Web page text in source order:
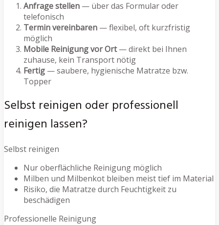
Anfrage stellen — über das Formular oder
telefonisch
Termin vereinbaren — flexibel, oft kurzfristig
möglich
Mobile Reinigung vor Ort— direkt bei Ihnen
zuhause, kein Transport nötig
Fertig — saubere, hygienische Matratze bzw.
Topper
Selbst reinigen oder professionell
reinigen lassen?
Selbst reinigen
Nur oberflächliche Reinigung möglich
Milben und Milbenkot bleiben meist tief im Material
Risiko, die Matratze durch Feuchtigkeit zu
beschädigen
Professionelle Reinigung